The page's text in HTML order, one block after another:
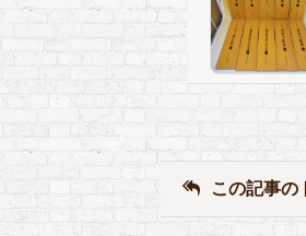
この記事の